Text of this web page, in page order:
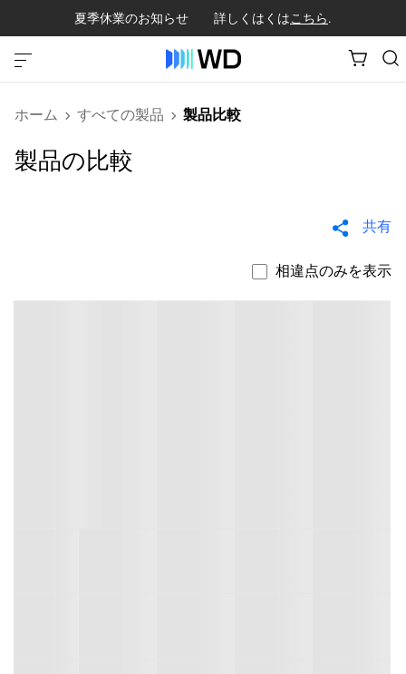
夏季休業のお知らせ 詳しくはくはこちら.
ホーム すべての製品 製品比較
製品の比較
共有
相違点のみを表示